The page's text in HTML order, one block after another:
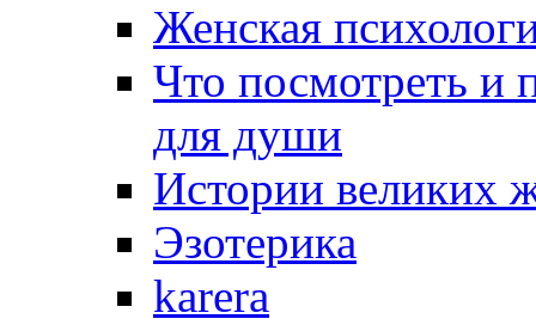
Женская
Что посмотреть и
для души
Истории великих
Эзотерика
karera